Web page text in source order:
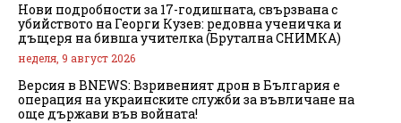
Нови подробности за 17-годишната, свързвана с
убийството на Георги Кузев: редовна ученичка и
дъщеря на бивша учителка (Брутална СНИМКА)
неделя, 9 август 2026
Версия в BNEWS: Взривеният дрон в България е
операция на украинските служби за въвличане на
още държави във войната!